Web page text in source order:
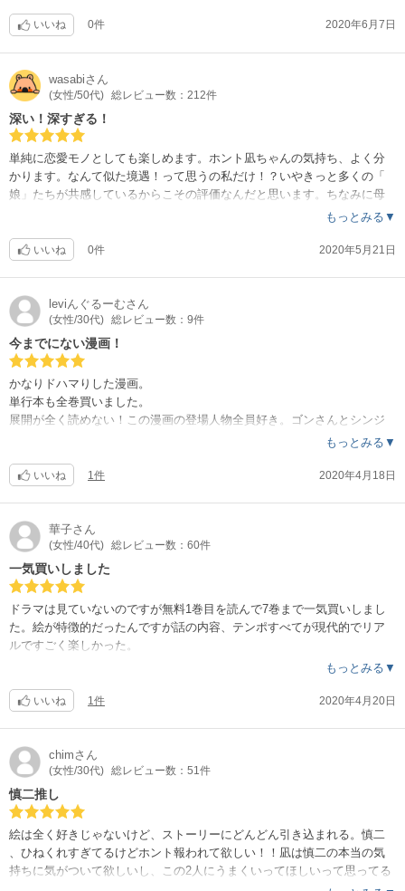
いいね 0件 2020年6月7日
wasabiさん
(女性/50代) 総レビュー数：212件
深い！深すぎる！
単純に恋愛モノとしても楽しめます。ホント凪ちゃんの気持ち、よく分
かります。なんて似た境遇！って思うの私だけ！？いやきっと多くの「
娘」たちが共感しているからこその評価なんだと思います。ちなみに母
もっとみる▼
いいね 0件 2020年5月21日
leviんぐるーむさん
(女性/30代) 総レビュー数：9件
今までにない漫画！
かなりドハマりした漫画。
単行本も全巻買いました。
展開が全く読めない！この漫画の登場人物全員好き。ゴンさんとシンジ
の二人のやりとりのシーンが面白い（笑）凪はどちらを選ぶか本当に分
った。
もっとみる▼
いいね 1件 2020年4月18日
華子さん
(女性/40代) 総レビュー数：60件
一気買いしました
ドラマは見ていないのですが無料1巻目を読んで7巻まで一気買いしまし
た。絵が特徴的だったんですが話の内容、テンポすべてが現代的でリア
ルですごく楽しかった。
そんないい世界に浸れて幸せでした。8巻が待ち遠しい。
もっとみる▼
いいね 1件 2020年4月20日
chimさん
(女性/30代) 総レビュー数：51件
慎二推し
絵は全く好きじゃないけど、ストーリーにどんどん引き込まれる。慎二
、ひねくれすぎてるけどホント報われて欲しい！！凪は慎二の本当の気
持ちに気がついて欲しいし、この2人にうまくいってほしいって思ってる